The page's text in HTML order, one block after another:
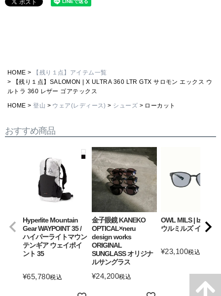
HOME
【残り１点】アイテム一覧
【残り１点】SALOMON | X ULTRA 360 LTR GTX サロモン エックス ウ
ルトラ 360 レザー ゴアテックス
HOME 登山 ウェア(レディース) シューズ ローカット
おすすめ商品
Hyperlite Mountain
Gear WAYPOINT 35 /
ハイパーライトマウン
テンギア ウェイポイ
ント 35
¥65,780税込
金子眼鏡 KANEKO
OPTICAL×neru
design works
ORIGINAL
SUNGLASS オリジナ
ルサングラス
¥24,200税込
OWL MILS | Izanagi
ウルミルズ イザナギ
¥23,100税込